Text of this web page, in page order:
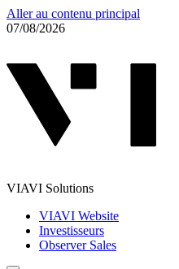
Aller au contenu principal
07/08/2026
VIAVI Solutions
VIAVI Website
Investisseurs
Observer Sales